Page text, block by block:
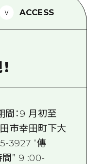
資訊
ACCESS
：9 月初至
市幸田町下大
3927 “傳
” 9 :00-